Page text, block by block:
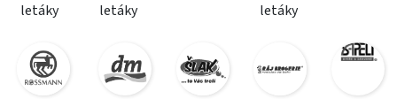
letáky
letáky
letáky